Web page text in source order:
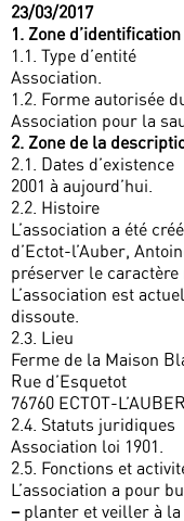
23/03/2017
1. Zone d’identification
1.1. Type d’entité
Association.
1.2. Forme autorisée
Association pour la
2. Zone de la
2.1. Dates d’existence
2001 à aujourd’hui.
2.2. Histoire
L’association a été
d’Ectot-l’Auber,
préserver le
L’association est
dissoute.
2.3. Lieu
Ferme de la Maison
Rue d’Esquetot
76760 ECTOT-L’AUBER
2.4. Statuts juridiques
Association loi 1901.
2.5. Fonctions et
L’association a pour
–planter et veiller à la